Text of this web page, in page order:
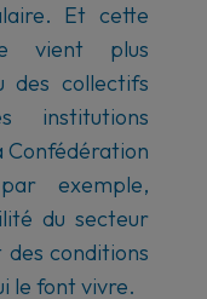
Et cette
vient plus
des collectifs
institutions
Confédération
exemple,
du secteur
conditions
le font vivre.